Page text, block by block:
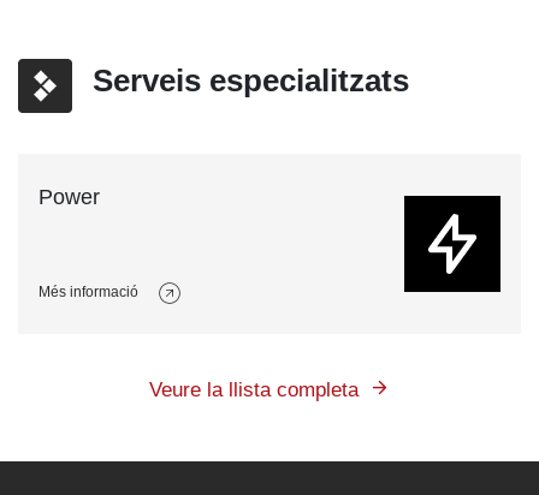
Serveis especialitzats
Power
Més informació
Veure la llista completa